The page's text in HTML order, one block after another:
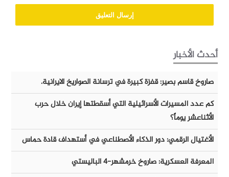
أحدث الأخبار
صاروخ قاسم بصير: قفزة كبيرة في ترسانة الصواريخ الايرانية.
كم عدد المسيرات الأسرائيلية التي أسقطتها إيران خلال حرب
الأثناعشر يوماً؟
الأغتيال الرقمي: دور الذكاء الأصطناعي في أستهداف قادة حماس
المعرفة العسكرية: صاروخ خرمشهر-٤ الباليستي